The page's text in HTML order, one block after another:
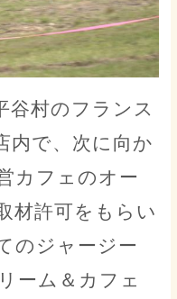
谷村のフランス
内で、次に向か
カフェのオー
材許可をもらい
のジャージー
ーム＆カフェ